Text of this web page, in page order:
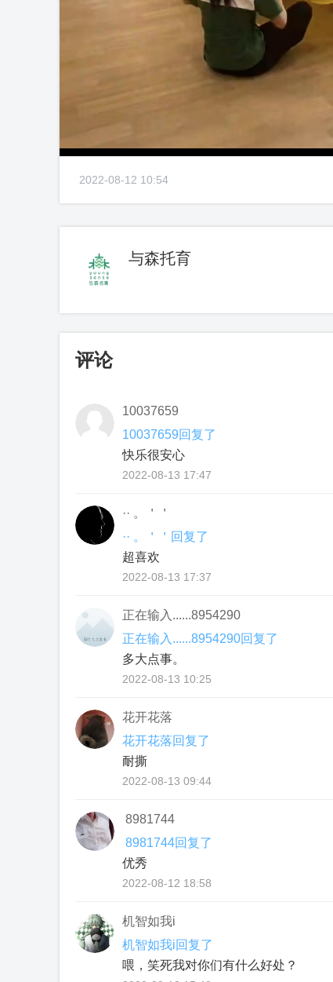
2022-08-12 10:54
与森托育
评论
10037659
10037659回复了
快乐很安心
2022-08-13 17:47
·· 。＇＇
·· 。＇＇回复了
超喜欢
2022-08-13 17:37
正在输入......8954290
正在输入......8954290回复了
多大点事。
2022-08-13 10:25
花开花落
花开花落回复了
耐撕
2022-08-13 09:44
8981744
8981744回复了
优秀
2022-08-12 18:58
机智如我i
机智如我i回复了
喂，笑死我对你们有什么好处？